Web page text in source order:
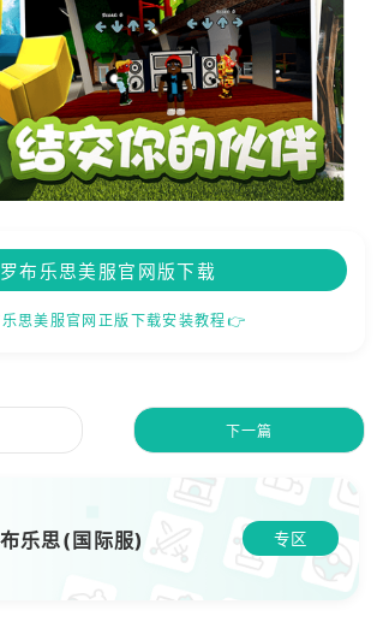
罗布乐思美服官网版下载
乐思美服官网正版下载安装教程👉
下一篇
乐思(国际服) 专区